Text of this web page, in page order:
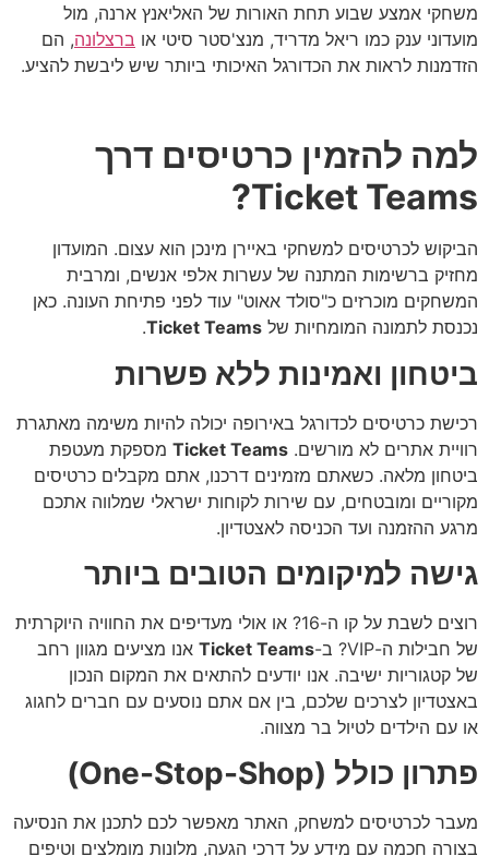
משחקי אמצע שבוע תחת האורות של האליאנץ ארנה, מול
מועדוני ענק כמו ריאל מדריד, מנצ'סטר סיטי או ברצלונה, הם
הזדמנות לראות את הכדורגל האיכותי ביותר שיש ליבשת להציע.
למה להזמין כרטיסים דרך
Ticket Teams?
הביקוש לכרטיסים למשחקי באיירן מינכן הוא עצום. המועדון
מחזיק ברשימות המתנה של עשרות אלפי אנשים, ומרבית
המשחקים מוכרזים כ"סולד אאוט" עוד לפני פתיחת העונה. כאן
נכנסת לתמונה המומחיות של Ticket Teams
.
ביטחון ואמינות ללא פשרות
רכישת כרטיסים לכדורגל באירופה יכולה להיות משימה מאתגרת
רוויית אתרים לא מורשים. Ticket Teams מספקת מעטפת
ביטחון מלאה. כשאתם מזמינים דרכנו, אתם מקבלים כרטיסים
מקוריים ומובטחים, עם שירות לקוחות ישראלי שמלווה אתכם
מרגע ההזמנה ועד הכניסה לאצטדיון.
גישה למיקומים הטובים ביותר
רוצים לשבת על קו ה-16? או אולי מעדיפים את החוויה היוקרתית
של חבילות ה-VIP? ב-
Ticket Teams אנו מציעים מגוון רחב
של קטגוריות ישיבה. אנו יודעים להתאים את המקום הנכון
באצטדיון לצרכים שלכם, בין אם אתם נוסעים עם חברים לחגוג
או עם הילדים לטיול בר מצווה.
פתרון כולל (One-Stop-Shop)
מעבר לכרטיסים למשחק, האתר מאפשר לכם לתכנן את הנסיעה
בצורה חכמה עם מידע על דרכי הגעה, מלונות מומלצים וטיפים